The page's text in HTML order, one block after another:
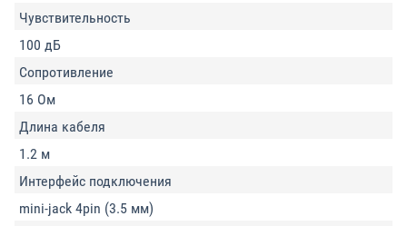
Чувствительность
100 дБ
Сопротивление
16 Ом
Длина кабеля
1.2 м
Интерфейс подключения
mini-jack 4pin (3.5 мм)